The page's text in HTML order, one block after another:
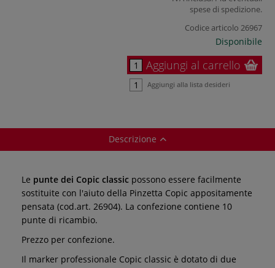
spese di spedizione.
Codice articolo 26967
Disponibile
Aggiungi al carrello
Aggiungi alla lista desideri
Descrizione
Le punte dei Copic classic possono essere facilmente
sostituite con l'aiuto della Pinzetta Copic appositamente
pensata (cod.art. 26904). La confezione contiene 10
punte di ricambio.
Prezzo per confezione.
Il marker professionale Copic classic è dotato di due